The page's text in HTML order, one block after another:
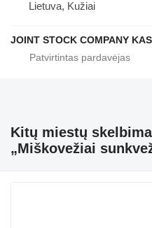
Lietuva, Kužiai
JOINT STOCK COMPANY
Kitų miestų
„Miškovežiai